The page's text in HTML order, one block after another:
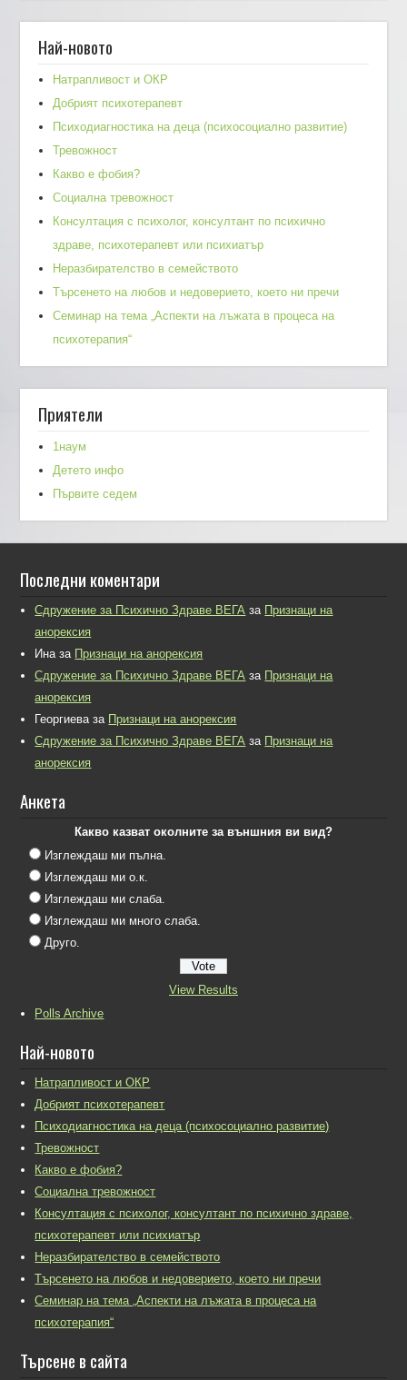
Най-новото
Натрапливост и ОКР
Добрият психотерапевт
Психодиагностика на деца (психосоциално развитие)
Тревожност
Какво е фобия?
Социална тревожност
Консултация с психолог, консултант по психично
здраве, психотерапевт или психиатър
Неразбирателство в семейството
Търсенето на любов и недоверието, което ни пречи
Семинар на тема „Аспекти на лъжата в процеса на
психотерапия“
Приятели
1наум
Детето инфо
Първите седем
Последни коментари
Сдружение за Психично Здраве ВЕГА за Признаци на
анорексия
Иназа Признаци на анорексия
Сдружение за Психично Здраве ВЕГА за Признаци на
анорексия
Георгиеваза Признаци на анорексия
Сдружение за Психично Здраве ВЕГА за Признаци на
анорексия
Анкета
Какво казват околните за външния ви вид?
Изглеждаш ми пълна.
Изглеждаш ми о.к.
Изглеждаш ми слаба.
Изглеждаш ми много слаба.
Друго.
View Results
Polls Archive
Най-новото
Натрапливост и ОКР
Добрият психотерапевт
Психодиагностика на деца (психосоциално развитие)
Тревожност
Какво е фобия?
Социална тревожност
Консултация с психолог, консултант по психично здраве,
психотерапевт или психиатър
Неразбирателство в семейството
Търсенето на любов и недоверието, което ни пречи
Семинар на тема „Аспекти на лъжата в процеса на
психотерапия“
Търсене в сайта